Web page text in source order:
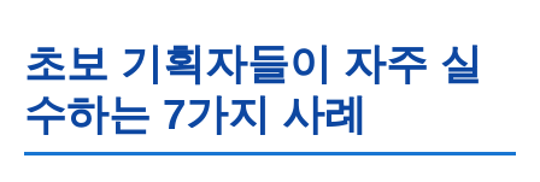
초보 기획자들이 자주 실
수하는 7가지 사례